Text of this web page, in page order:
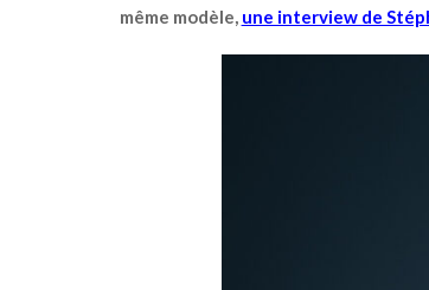
même modèle, une interview de